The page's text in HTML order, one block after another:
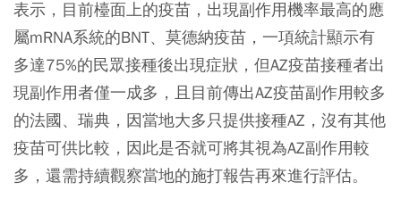
表示，目前檯面上的疫苗，出現副作用機率最高的應
屬mRNA系統的BNT、莫德納疫苗，一項統計顯示有
多達75%的民眾接種後出現症狀，但AZ疫苗接種者出
現副作用者僅一成多，且目前傳出AZ疫苗副作用較多
的法國、瑞典，因當地大多只提供接種AZ，沒有其他
疫苗可供比較，因此是否就可將其視為AZ副作用較
多，還需持續觀察當地的施打報告再來進行評估。